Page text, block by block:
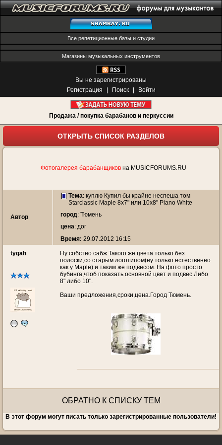
Все репетиционные базы и студии
Магазины музыкальных инструментов
Вы не зарегистрированы
Регистрация
Поиск Войти
Продажа / покупка барабанов и перкуссии
ОТКРЫТЬ СПИСОК РАЗДЕЛОВ
Фотогалерея барабанщиков на MUSICFORUMS.RU
Автор
Тема: куплю Купил бы крайне неспеша том
Starclassic Maple 8x7" или 10x8" Piano White
город: Тюмень
цена: дог
Время: 29.07.2012 16:15
tygah
Ну собстно сабж.Такого же цвета только без
полоски,со старым логотипом(ну только естественно
как у Maple) и таким же подвесом. На фото просто
бубинга,чтоб показать основной цвет и подвес.Либо
8" либо 10".
Ваши предложения,сроки,цена.Город Тюмень.
ОБРАТНО К СПИСКУ ТЕМ
В этот форум могут писать только зарегистрированные пользователи!